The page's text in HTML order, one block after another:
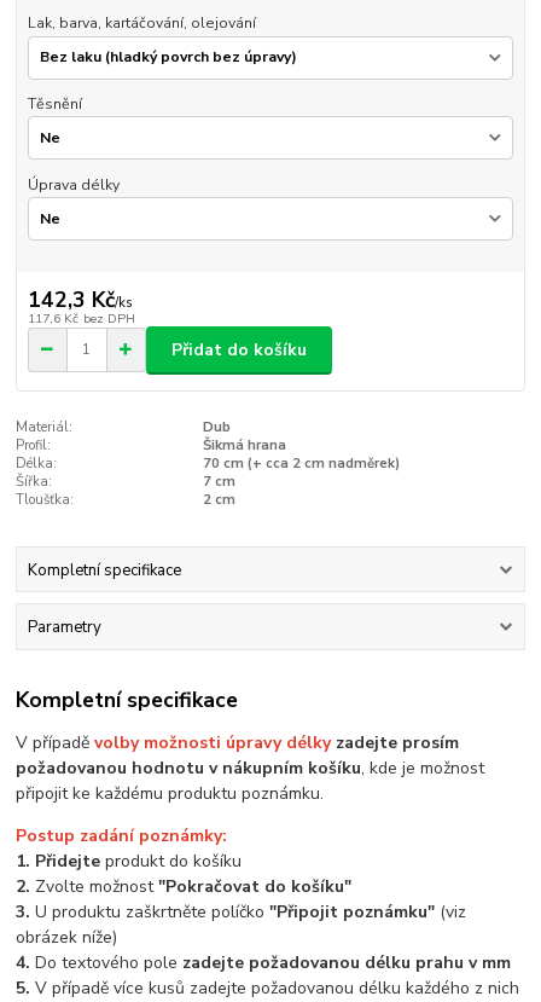
Lak, barva, kartáčování, olejování
Těsnění
Úprava délky
142,3 Kč/ks
117,6 Kč bez DPH
Přidat do košíku
Materiál:
Dub
Profil:
Šikmá hrana
Délka:
70 cm (+ cca 2 cm nadměrek)
Šířka:
7 cm
Tloušťka:
2 cm
Kompletní specifikace
Parametry
Kompletní specifikace
V případěvolby možnosti úpravy délkyzadejte prosím
požadovanou hodnotu v nákupním košíku, kde je možnost
připojit ke každému produktu poznámku.
Postup zadání poznámky:
1. Přidejte produkt do košíku
2. Zvolte možnost"Pokračovat do košíku"
3.U produktu zaškrtněte políčko"Připojit poznámku" (viz
obrázek níže)
4.Do textového pole zadejte požadovanou délku prahu v mm
5.V případě více kusů zadejte požadovanou délku každého z nich